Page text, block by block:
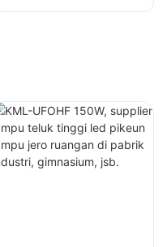
30W pikeun papan